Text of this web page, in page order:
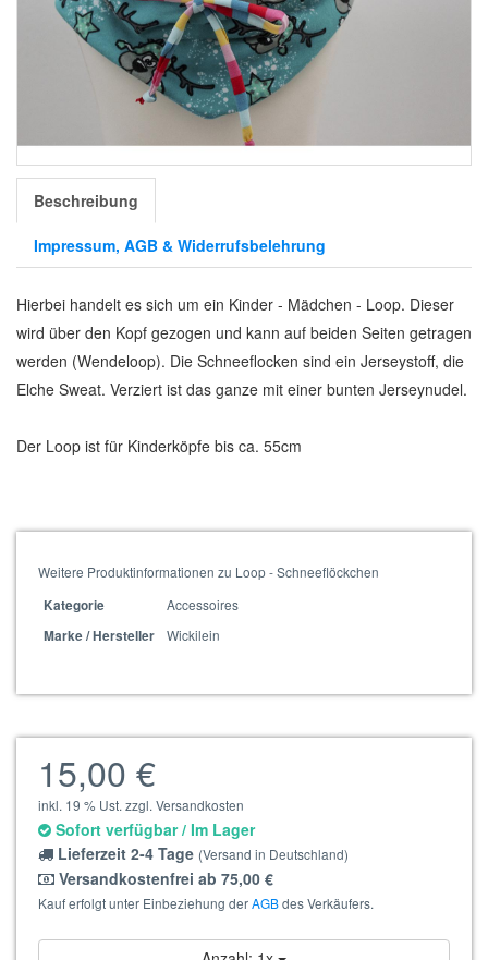
Beschreibung
Impressum, AGB & Widerrufsbelehrung
Hierbei handelt es sich um ein Kinder - Mädchen - Loop. Dieser
wird über den Kopf gezogen und kann auf beiden Seiten getragen
werden (Wendeloop). Die Schneeflocken sind ein Jerseystoff, die
Elche Sweat. Verziert ist das ganze mit einer bunten Jerseynudel.
Der Loop ist für Kinderköpfe bis ca. 55cm
Weitere Produktinformationen zu Loop - Schneeflöckchen
Kategorie
Accessoires
Marke / Hersteller
Wickilein
15,00 €
inkl. 19 % Ust. zzgl. Versandkosten
Sofort verfügbar / Im Lager
Lieferzeit 2-4 Tage (Versand in Deutschland)
Versandkostenfrei ab 75,00 €
Kauf erfolgt unter Einbeziehung derAGBdes Verkäufers.